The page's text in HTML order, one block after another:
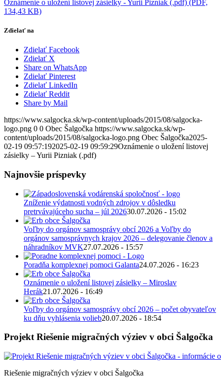
Oznámenie o uložení listovej zásielky - Yurii Pizniak (.pdf) (PDF,
134,43 KB)
Zdielať na
Zdielať Facebook
Zdielať X
Share on WhatsApp
Zdielať Pinterest
Zdielať LinkedIn
Zdielať Reddit
Share by Mail
https://www.salgocka.sk/wp-content/uploads/2015/08/salgocka-
logo.png 0 0 Obec Šalgočka https://www.salgocka.sk/wp-
content/uploads/2015/08/salgocka-logo.png Obec Šalgočka2025-
02-19 09:57:192025-02-19 09:59:29Oznámenie o uložení listovej
zásielky – Yurii Pizniak (.pdf)
Najnovšie príspevky
Zníženie výdatnosti vodných zdrojov v dôsledku
pretrvávajúceho sucha – júl 202630.07.2026 - 15:02
Voľby do orgánov samosprávy obcí 2026 a Voľby do
orgánov samosprávnych krajov 2026 – delegovanie členov a
náhradníkov MVK27.07.2026 - 15:57
Poradňa komplexnej pomoci Galanta24.07.2026 - 16:23
Oznámenie o uložení listovej zásielky – Miroslav
Herák21.07.2026 - 16:49
Voľby do orgánov samosprávy obcí 2026 – počet obyvateľov
ku dňu vyhlásenia volieb20.07.2026 - 18:54
Projekt Riešenie migračných výziev v obci Šalgočka
Riešenie migračných výziev v obci Šalgočka